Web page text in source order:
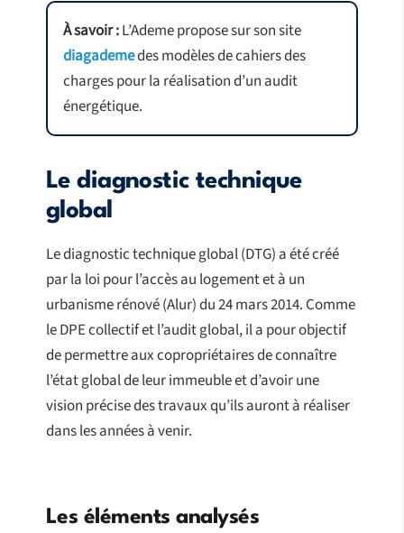
À savoir :L’Ademe propose sur son site
diagademedes modèles de cahiers des
charges pour la réalisation d’un audit
énergétique.
Le diagnostic technique
global
Le diagnostic technique global (DTG) a été créé
par la loi pour l’accès au logement et à un
urbanisme rénové (Alur) du 24 mars 2014. Comme
le DPE collectif et l’audit global, il a pour objectif
de permettre aux copropriétaires de connaître
l’état global de leur immeuble et d’avoir une
vision précise des travaux qu’ils auront à réaliser
dans les années à venir.
Les éléments analysés